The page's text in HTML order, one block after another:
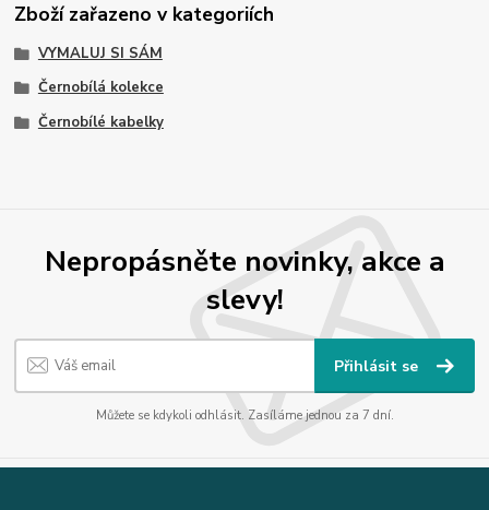
Zboží zařazeno v kategoriích
VYMALUJ SI SÁM
Černobílá kolekce
Černobílé kabelky
Nepropásněte novinky, akce a
slevy!
Přihlásit se
Můžete se kdykoli odhlásit. Zasíláme jednou za 7 dní.